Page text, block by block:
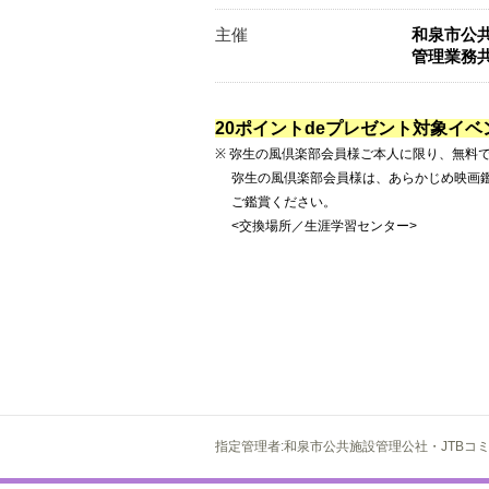
主催
和泉市公
管理業務
20ポイントdeプレゼント対象イベ
※ 弥生の風倶楽部会員様ご本人に限り、無料
弥生の風倶楽部会員様は、あらかじめ映画
ご鑑賞ください。
<交換場所／生涯学習センター>
指定管理者:和泉市公共施設管理公社・JTBコ